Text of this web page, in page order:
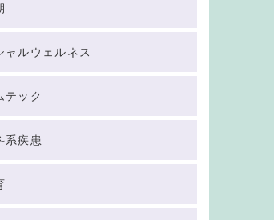
ャルウェルネス
テック
系疾患